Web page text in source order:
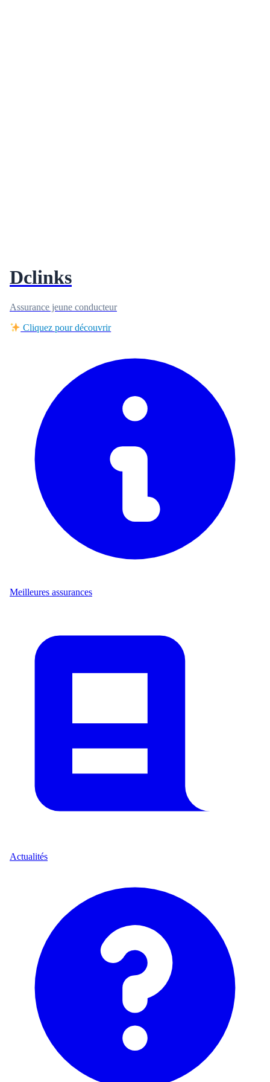
Dclinks
Assurance jeune conducteur
Cliquez pour découvrir
Meilleures assurances
Actualités